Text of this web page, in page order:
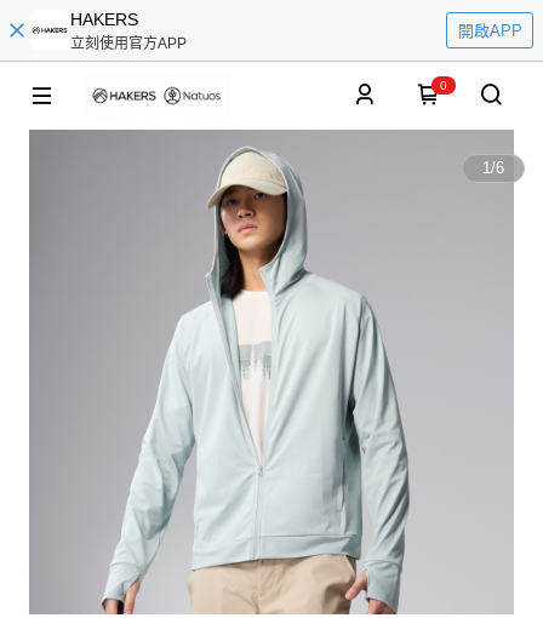
HAKERS
立刻使用官方APP
開啟APP
0
1/6